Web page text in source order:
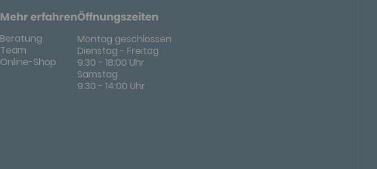
Mehr erfahren
Beratung
Team
Online-Shop
Öffnungszeiten
Montag geschlossen
Dienstag - Freitag
9:30 - 18:00 Uhr
Samstag
9:30 - 14:00 Uhr